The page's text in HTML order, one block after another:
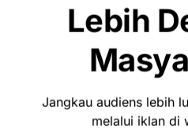
Lebih
Jangkau audiens lebih
melalui iklan di